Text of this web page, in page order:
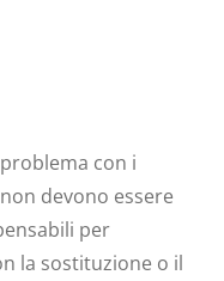
con i
devono essere
per
la sostituzione o il